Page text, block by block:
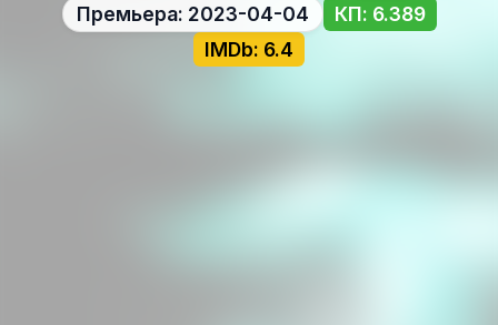
Премьера: 2023-04-04
КП: 6.389
IMDb: 6.4